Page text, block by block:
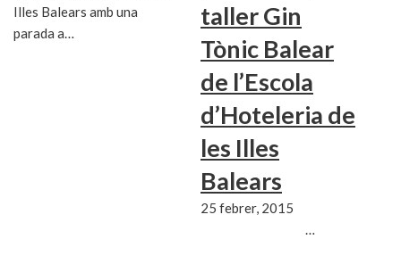
Illes Balears amb una
parada a…
taller Gin
Tònic Balear
de l’Escola
d’Hoteleria de
les Illes
Balears
25 febrer, 2015
…